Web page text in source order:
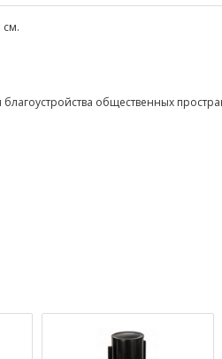
см.
общественных